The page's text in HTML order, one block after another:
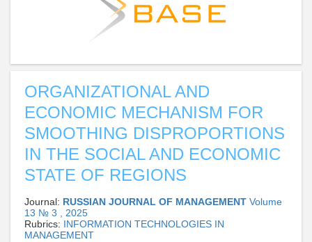
ORGANIZATIONAL AND
ECONOMIC MECHANISM FOR
SMOOTHING DISPROPORTIONS
IN THE SOCIAL AND ECONOMIC
STATE OF REGIONS
Journal: RUSSIAN JOURNAL OF MANAGEMENT Volume
13 № 3 , 2025
Rubrics: INFORMATION TECHNOLOGIES IN
MANAGEMENT